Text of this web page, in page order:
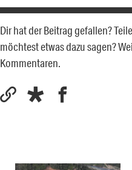
Dir hat der Beitrag gefallen?
möchtest etwas dazu sagen?
Kommentaren.